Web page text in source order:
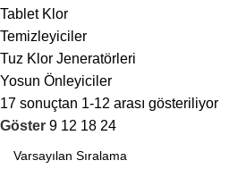
Tablet Klor
Temizleyiciler
Tuz Klor Jeneratörleri
Yosun Önleyiciler
17 sonuçtan 1-12 arası gösteriliyor
Göster 9 12 18 24